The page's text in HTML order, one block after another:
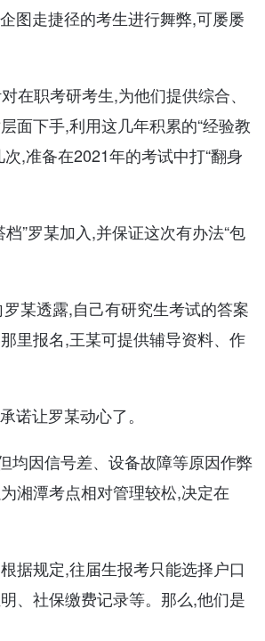
图走捷径的考生进行舞弊,可屡屡
在职考研考生,为他们提供综合、
面下手,利用这几年积累的“经验教
,准备在2021年的考试中打“翻身
”罗某加入,并保证这次有办法“包
某透露,自己有研究生考试的答案
里报名,王某可提供辅导资料、作
诺让罗某动心了。
均因信号差、设备故障等原因作弊
湘潭考点相对管理较松,决定在
据规定,往届生报考只能选择户口
、社保缴费记录等。那么,他们是